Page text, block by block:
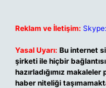
Reklam ve İletişim:
Yasal Uyarı: Bu internet
şirketi ile hiçbir
hazırladığımız
haber niteliği